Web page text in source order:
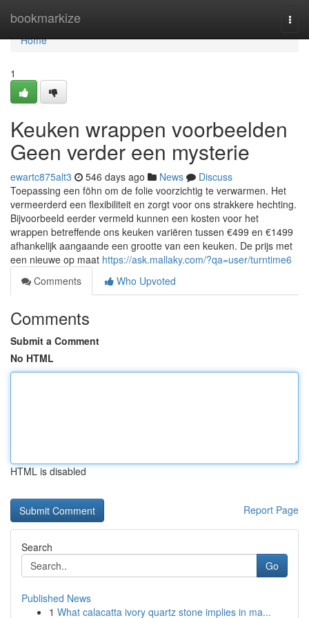
bookmarkize
Home
Home
1
Keuken wrappen voorbeelden
Geen verder een mysterie
ewartc875alt3 546 days ago News
Discuss
Toepassing een föhn om de folie voorzichtig te verwarmen. Het
vermeerderd een flexibiliteit en zorgt voor ons strakkere hechting.
Bijvoorbeeld eerder vermeld kunnen een kosten voor het
wrappen betreffende ons keuken variëren tussen €499 en €1499
afhankelijk aangaande een grootte van een keuken. De prijs met
een nieuwe op maat https://ask.mallaky.com/?qa=user/turntime6
Comments
Who Upvoted
Comments
Submit a Comment
No HTML
HTML is disabled
Report Page
Search
Go
Published News
1 What calacatta ivory quartz stone implies in ma...